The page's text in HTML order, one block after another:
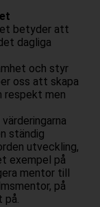
betyder att
dagliga
och styr
oss att skapa
respekt men
ständig
utveckling,
exempel på
mentor till
på
på.